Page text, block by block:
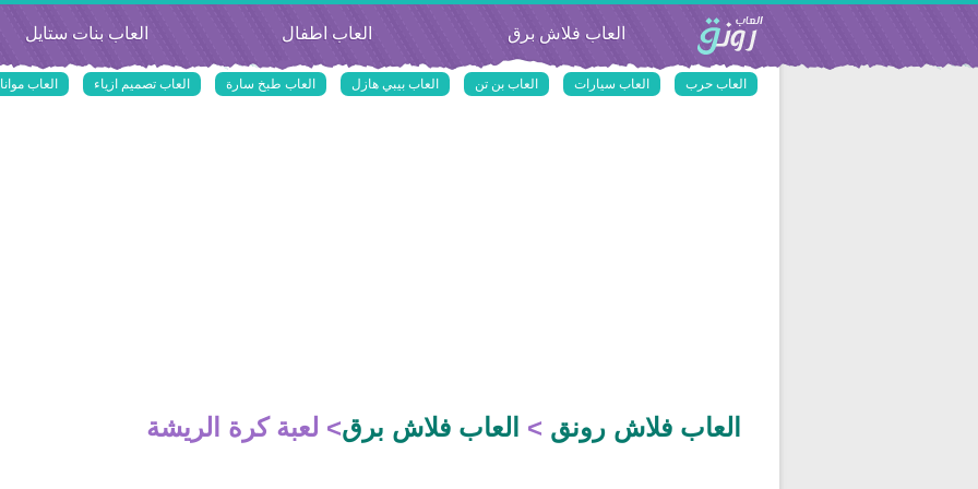
العاب فلاش رونق
العاب فلاش برق العاب اطفال العاب بنات ستايل
العاب حرب العاب سيارات العاب بن تن العاب بيبي هازل العاب طبخ سارة العاب تصميم ازياء العاب موانا
العاب فلاش رونق > العاب فلاش برق> لعبة كرة الريشة